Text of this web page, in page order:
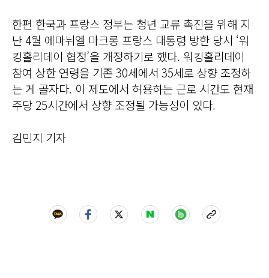
한편 한국과 프랑스 정부는 청년 교류 촉진을 위해 지
난 4월 에마뉘엘 마크롱 프랑스 대통령 방한 당시 ‘워
킹홀리데이 협정’을 개정하기로 했다. 워킹홀리데이
참여 상한 연령을 기존 30세에서 35세로 상향 조정하
는 게 골자다. 이 제도에서 허용하는 근로 시간도 현재
주당 25시간에서 상향 조정될 가능성이 있다.
김민지 기자